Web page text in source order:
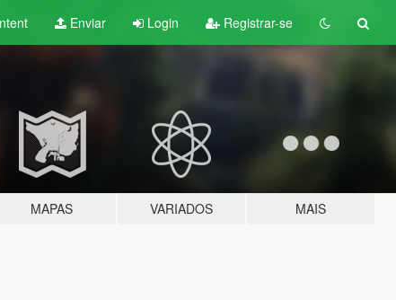
Enviar Login Registrar-se
MAPAS VARIADOS MAIS